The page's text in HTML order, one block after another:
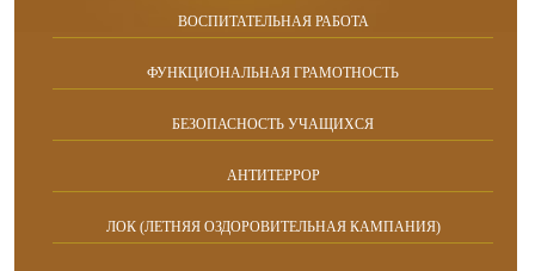
ВОСПИТАТЕЛЬНАЯ РАБОТА
ФУНКЦИОНАЛЬНАЯ ГРАМОТНОСТЬ
БЕЗОПАСНОСТЬ УЧАЩИХСЯ
АНТИТЕРРОР
ЛОК (ЛЕТНЯЯ ОЗДОРОВИТЕЛЬНАЯ КАМПАНИЯ)